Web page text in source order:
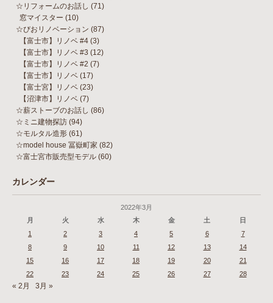
☆リフォームのお話し (71)
窓マイスター (10)
☆びおリノベーション (87)
【富士市】リノベ #4 (3)
【富士市】リノベ #3 (12)
【富士市】リノベ #2 (7)
【富士市】リノベ (17)
【富士宮】リノベ (23)
【沼津市】リノベ (7)
☆薪ストーブのお話し (86)
☆ミニ建物探訪 (94)
☆モルタル造形 (61)
☆model house 冨嶽町家 (82)
☆富士宮市販売型モデル (60)
カレンダー
2022年3月
月
火 水 木 金 土
日
1
2 3 4 5 6
7
8
9 10 11 12 13
14
15
16 17 18 19 20
21
22
23 24 25 26 27 28
« 2月 3月 »